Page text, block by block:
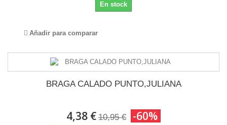
En stock
Añadir para comparar
BRAGA CALADO PUNTO,JULIANA
4,38 € 10,95 € -60%